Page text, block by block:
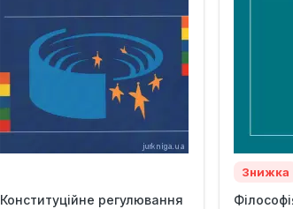
Конституційне регулювання
Знижка